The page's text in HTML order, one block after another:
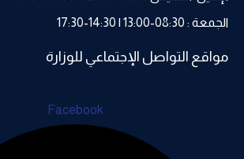
الجمعة : 08:30-13:00 | 14:30-17:30
مواقع التواصل الإجتماعي للوزارة
Facebook